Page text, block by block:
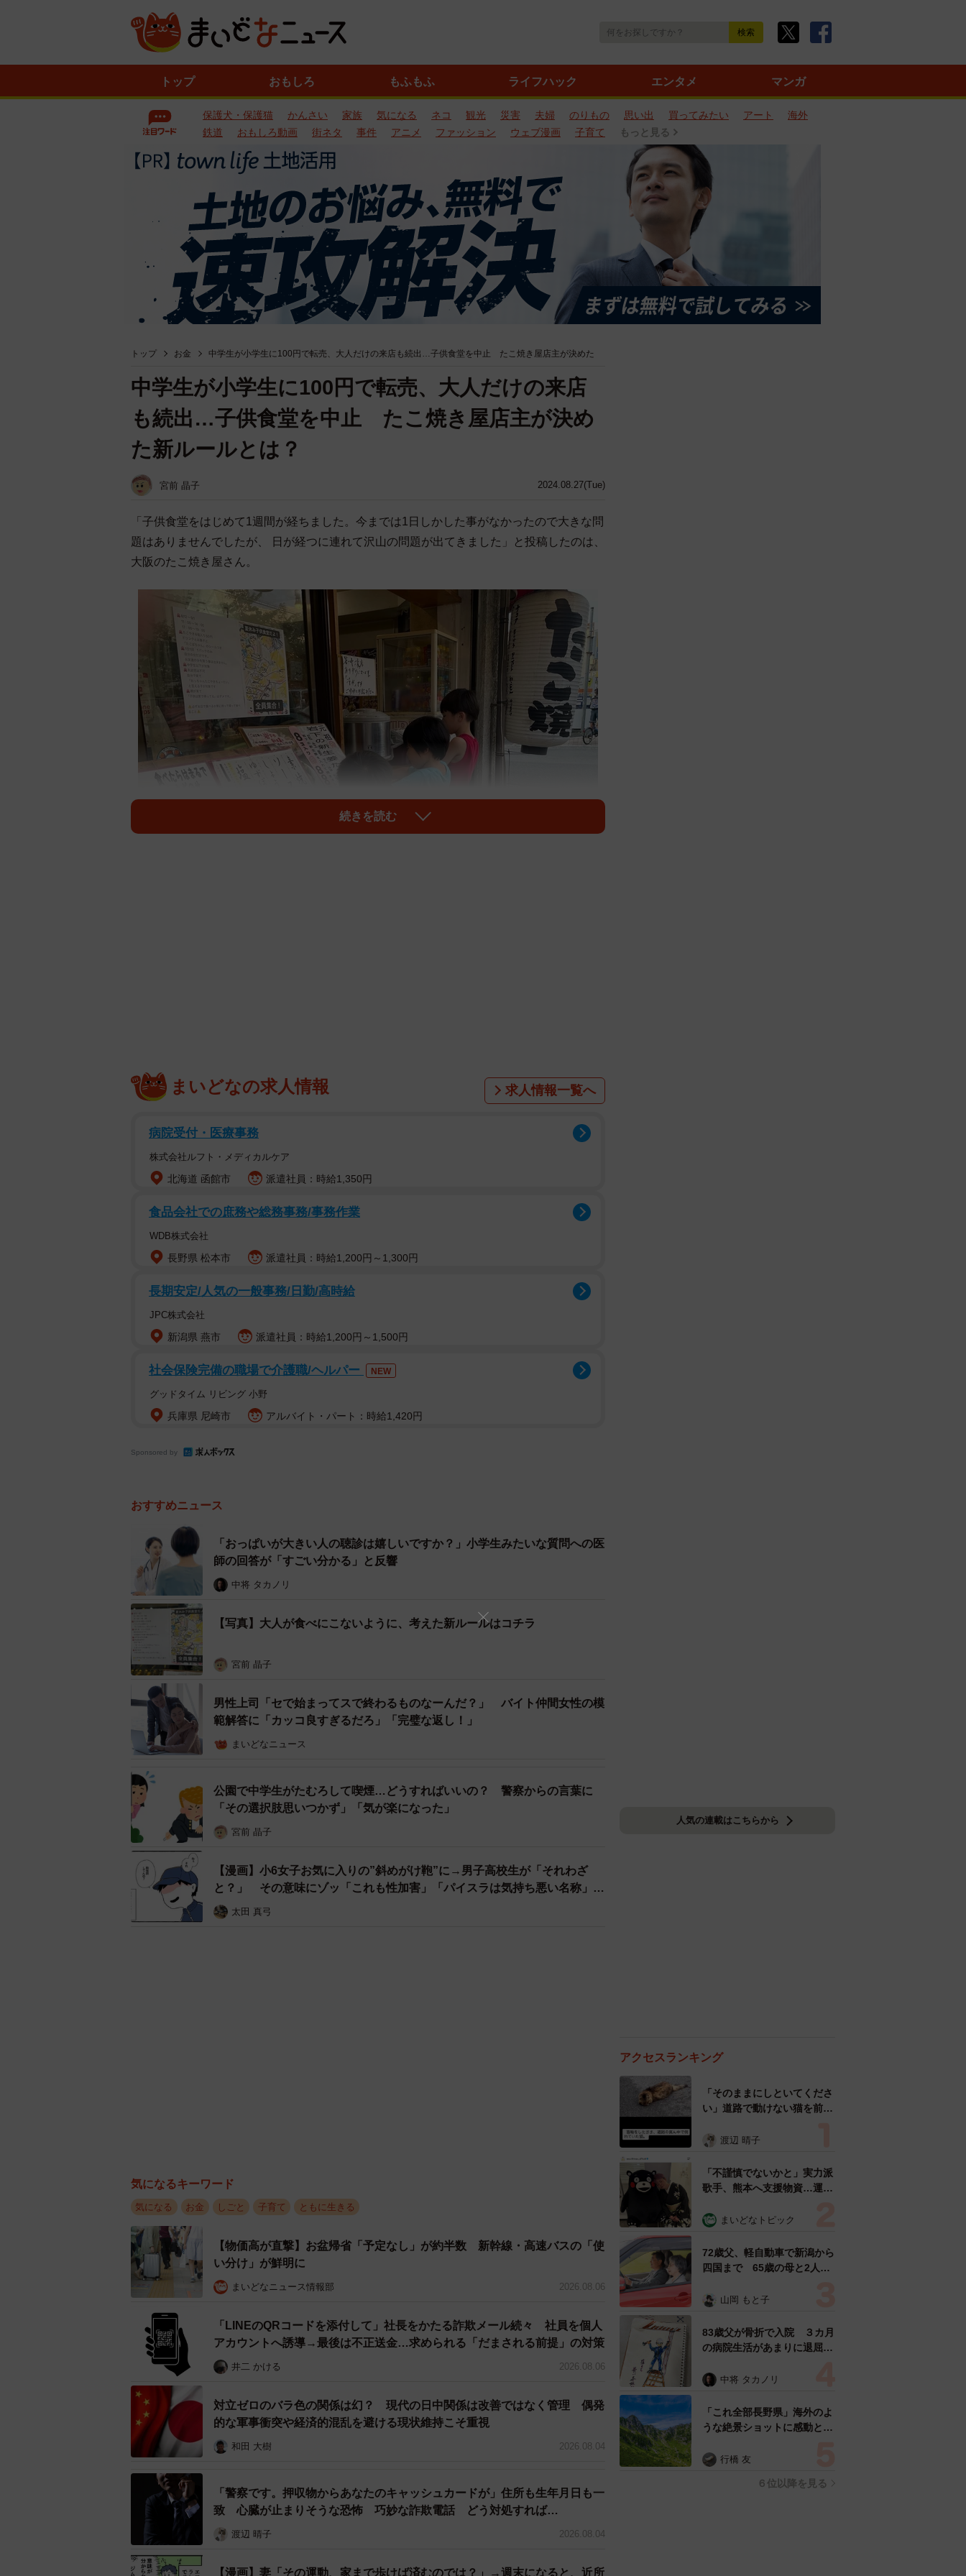
トップ おもしろ もふもふ ライフハック エンタメ マンガ
保護犬・保護猫 かんさい 家族 気になる ネコ 観光 災害 夫婦 のりもの 思い出 買ってみたい アート
海外
鉄道
おもしろ動画 街ネタ 事件 アニメ ファッション ウェブ漫画 子育て もっと見る
トップ お金 中学生が小学生に100円で転売、大人だけの来店も続出…子供食堂を中止 たこ焼き屋店主が決めた
2024.08.27(Tue)
中学生が小学生に100円で転売、大人だけの来店
も続出…子供食堂を中止 たこ焼き屋店主が決め
た新ルールとは？
宮前 晶子
「子供食堂をはじめて1週間が経ちました。今までは1日しかした事がなかったので大きな問
題はありませんでしたが、 日が経つに連れて沢山の問題が出てきました」と投稿したのは、
大阪のたこ焼き屋さん。
が転売転売、副業副業言うからだろうか」「善意を踏みにじる行為ですね 楽しみにしてた子
どもたちがかわいそう」などの声に加え、「お店で食べることにしたら」などの提案も。
大阪市東淀川区の上新庄にあるたこ焼たこば（@takoyakitakoba）の店主・島田さんにその
問題や、改めて定めたルールの背景などを取材しました。
「子どもたちが自分のお小遣いを握りしめて、通えたらいいなと、10円にしました。100円
あったら、10日通えるでしょう」と島田さん。
店主の島田さん。お客さんとの会話や日々感じることなどをSNSで発信しています
しかし、実施するなかで、食べ終わった容器の放置があったという近隣施設からの苦情や子
どもに付き添って来店した保護者からの「親も10円にして」、あるいは保護者のみで店に来
て「子どもは家で留守番してるけど、子どものために買うから10円で」と主張されるなど、
さまざまな問題に直面しました。店の前は大人5人が一列になれる広さの歩道があるにも関
「月1回の子供食堂ではわからなかったのですが、いろいろな人がいるなぁと。これは継続
的な子供食堂運営で見えてきたことです」と話します。
転売問題が持ち上がったのは1週間ほど経過した頃。「中学生が10円で買ったたこ焼きを、
小学生のわが子に100円で売った」との連絡を小学生の保護者から受け、子供食堂の中止を
開始から約1週間で決意しました。
たこばオリジナルの生地を使っているたこ焼きは、だしの味がしっかり。中はとろっ、外はカリッとした焼き上
「10円で買えるたこ焼きを100円で買うことになった子にかわいそうなことをした、と残念
でなりませんでした」。子供食堂の中止およびルール改定後の再開をSNSで伝えるととも
に、後日、転売した中学生にも口頭で注意したそうです。
新たに設けたルールとは？
どうすれば、必要な子供たちに届くかを考えた上で、8月12日から再開（9月1日まで）。新
たなルールを設けて、店頭で告知することにしました。
・たこ焼き6個50円 お菓子とジュースと「たこば」のシール付き
・1日1回1パックのみ
・購入は自分の分だけ（親や友達による購入は不可）
続きを読む
まいどなの求人情報 求人情報一覧へ
病院受付・医療事務
株式会社ルフト・メディカルケア
北海道 函館市 派遣社員：時給1,350円
食品会社での庶務や総務事務/事務作業
WDB株式会社
長野県 松本市 派遣社員：時給1,200円～1,300円
長期安定/人気の一般事務/日勤/高時給
JPC株式会社
新潟県 燕市 派遣社員：時給1,200円～1,500円
社会保険完備の職場で介護職/ヘルパー NEW
グッドタイム リビング 小野
兵庫県 尼崎市 アルバイト・パート：時給1,420円
Sponsored by
おすすめニュース
「おっぱいが大きい人の聴診は嬉しいですか？」小学生みたいな質問への医
師の回答が「すごい分かる」と反響
中将 タカノリ
【写真】大人が食べにこないように、考えた新ルールはコチラ
宮前 晶子
男性上司「セで始まってスで終わるものなーんだ？」 バイト仲間女性の模
範解答に「カッコ良すぎるだろ」「完璧な返し！」
まいどなニュース
公園で中学生がたむろして喫煙…どうすればいいの？ 警察からの言葉に
「その選択肢思いつかず」「気が楽になった」
宮前 晶子
【漫画】小6女子お気に入りの”斜めがけ鞄”に→男子高校生が「それわざ
と？」 その意味にゾッ「これも性加害」「パイスラは気持ち悪い名称」経
験談も殺到
太田 真弓
気になるキーワード
気になる お金 しごと 子育て ともに生きる
【物価高が直撃】お盆帰省「予定なし」が約半数 新幹線・高速バスの「使
い分け」が鮮明に
まいどなニュース情報部 2026.08.06
「LINEのQRコードを添付して」社長をかたる詐欺メール続々 社員を個人
アカウントへ誘導→最後は不正送金…求められる「だまされる前提」の対策
井二 かける 2026.08.06
対立ゼロのバラ色の関係は幻？ 現代の日中関係は改善ではなく管理 偶発
的な軍事衝突や経済的混乱を避ける現状維持こそ重視
和田 大樹 2026.08.04
「警察です。押収物からあなたのキャッシュカードが」住所も生年月日も一
致 心臓が止まりそうな恐怖 巧妙な詐欺電話 どう対処すれば…
渡辺 晴子 2026.08.04
【漫画】妻「その運動、家まで歩けば済むのでは？」→週末になると、近所
人気の連載はこちらから
アクセスランキング
「そのままにしといてくださ
い」道路で動けない猫を前に
ようとした4日間 「命の重
表の訴え
渡辺 晴子
「不謹慎でないかと」実力派
歌手、熊本へ支援物資…運搬
めらい 「痛いほど伝わる」
まいどなトピック
72歳父、軽自動車で新潟から
四国まで 65歳の母と2人で
憩まで分刻み… 「大学生で
山岡 もと子
83歳父が骨折で入院 ３カ月
の病院生活があまりに退屈で
い！」→スケッチブックを見
すよ…」
中将 タカノリ
「これ全部長野県」海外のよ
うな絶景ショットに感動と反
ったんだって気づいた」
行橋 友
６位以降を見る